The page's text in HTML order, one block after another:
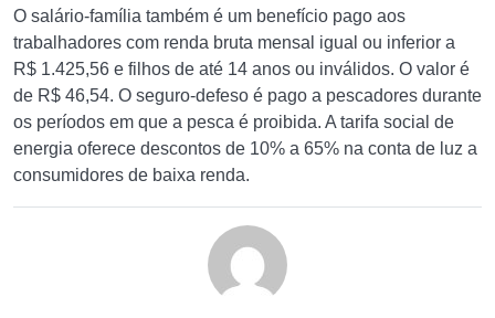
O salário-família também é um benefício pago aos
trabalhadores com renda bruta mensal igual ou inferior a
R$ 1.425,56 e filhos de até 14 anos ou inválidos. O valor é
de R$ 46,54. O seguro-defeso é pago a pescadores durante
os períodos em que a pesca é proibida. A tarifa social de
energia oferece descontos de 10% a 65% na conta de luz a
consumidores de baixa renda.